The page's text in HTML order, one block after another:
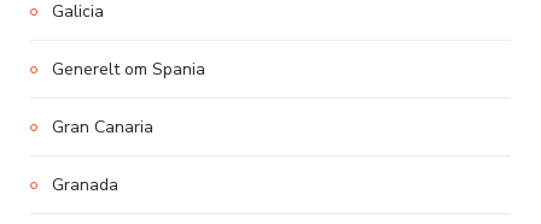
Galicia
Generelt om Spania
Gran Canaria
Granada